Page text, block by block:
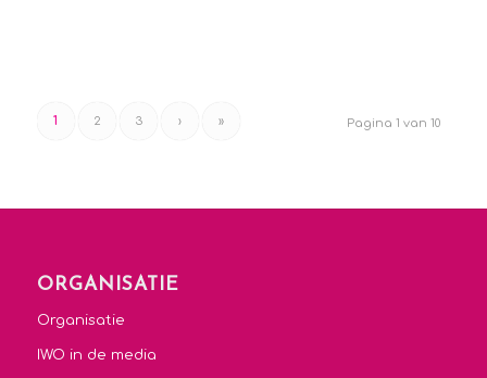
Pagina 1 van 10
1 2 3 › »
ORGANISATIE
Organisatie
IWO in de media